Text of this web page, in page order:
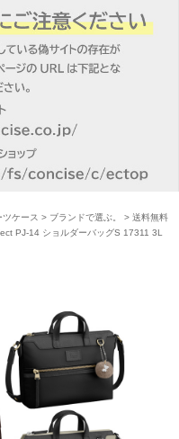
ツケース > ブランドで選ぶ。
> 送料無料
PJ-14 ショルダーバッグS 17311 3L